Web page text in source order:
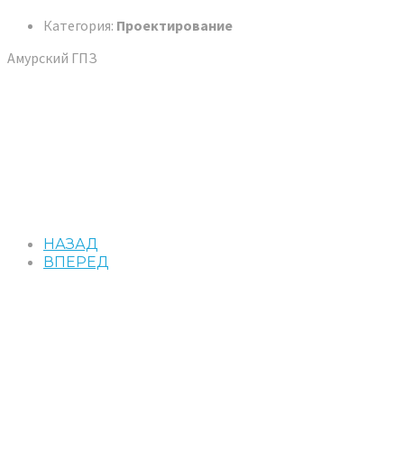
Категория: Проектирование
Амурский ГПЗ
НАЗАД
ВПЕРЕД